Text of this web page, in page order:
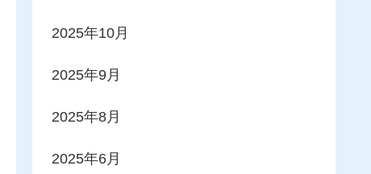
2025年10月
2025年9月
2025年8月
2025年6月